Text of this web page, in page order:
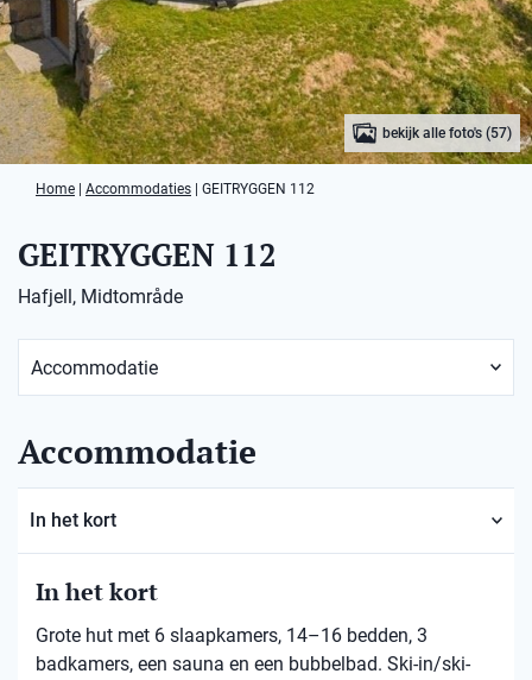
bekijk alle foto's (57)
Home Accommodaties GEITRYGGEN 112
GEITRYGGEN 112
Hafjell, Midtområde
Accommodatie
In het kort
In het kort
Grote hut met 6 slaapkamers, 14–16 bedden, 3
badkamers, een sauna en een bubbelbad. Ski-in/ski-